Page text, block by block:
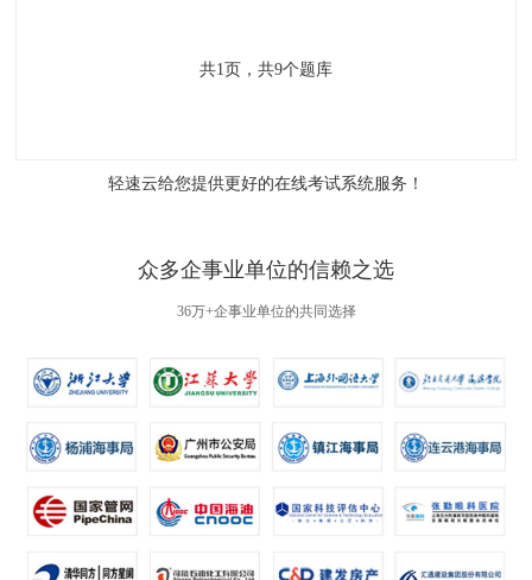
共1页，共9个题库
轻速云给您提供更好的在线考试系统服务！
众多企事业单位的信赖之选
36万+企事业单位的共同选择